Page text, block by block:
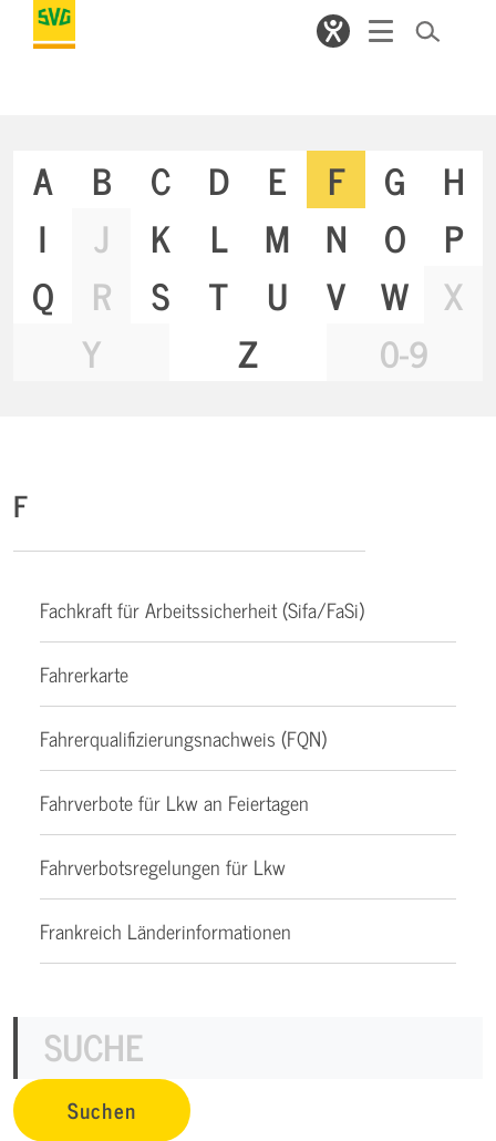
A B C D E F G
H
I
J K L M N O
P
Q
R S T U V W
X
Y
Z 0-9
F
Fachkraft für Arbeitssicherheit (Sifa/FaSi)
Fahrerkarte
Fahrerqualifizierungsnachweis (FQN)
Fahrverbote für Lkw an Feiertagen
Fahrverbotsregelungen für Lkw
Frankreich Länderinformationen